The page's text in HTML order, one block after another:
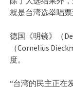
就是台湾选举唱票
德国《明镜》（
（Cornelius
度。
“台湾的民主正在